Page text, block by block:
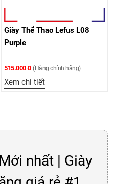
Giày Thể Thao Lefus L08
Purple
515.000 Đ (Hàng chính hãng)
Xem chi tiết
nhất | Giày